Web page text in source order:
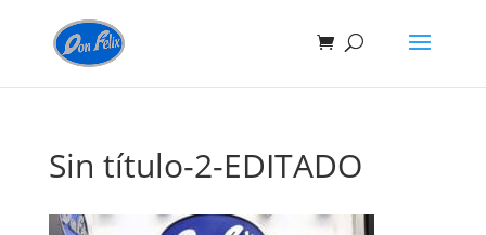
Sin título-2-EDITADO